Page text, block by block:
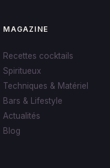
MAGAZINE
Recettes cocktails
Spiritueux
Techniques & Matériel
Bars & Lifestyle
Actualités
Blog